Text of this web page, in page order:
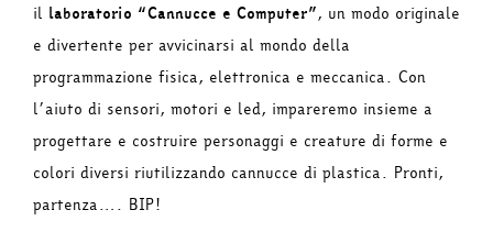
il laboratorio “Cannucce e Computer”, un modo originale
e divertente per avvicinarsi al mondo della
programmazione fisica, elettronica e meccanica. Con
l’aiuto di sensori, motori e led, impareremo insieme a
progettare e costruire personaggi e creature di forme e
colori diversi riutilizzando cannucce di plastica. Pronti,
partenza…. BIP!